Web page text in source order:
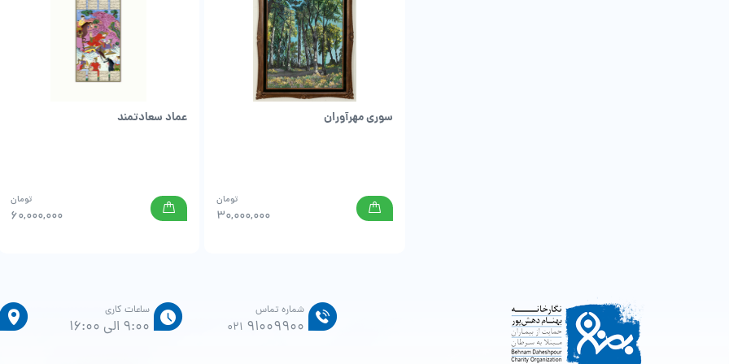
سوری مهرآوران
30,000,000
تومان
عماد سعادتمند
60,000,000
تومان
شماره تماس
021 91009900
ساعات کاری
9:00 الی 16:00